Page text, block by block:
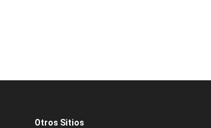
Otros Sitios